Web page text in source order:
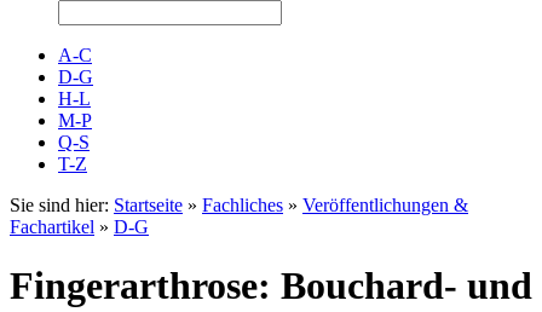
A-C
D-G
H-L
M-P
Q-S
T-Z
Sie sind hier: Startseite » Fachliches » Veröffentlichungen &
Fachartikel » D-G
Fingerarthrose: Bouchard- und